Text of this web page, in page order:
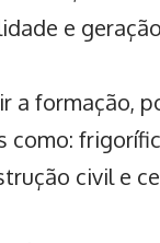
e
a formação,
como:
civil e